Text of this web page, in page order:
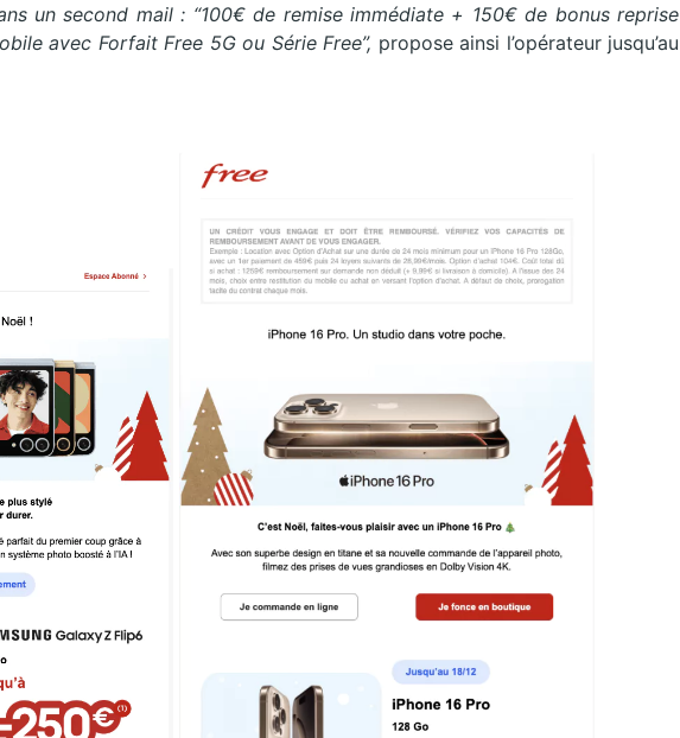
un second mail : “100€ de remise immédiate + 150€ de bonus reprise
avec Forfait Free 5G ou Série Free”, propose ainsi l’opérateur jusqu’au